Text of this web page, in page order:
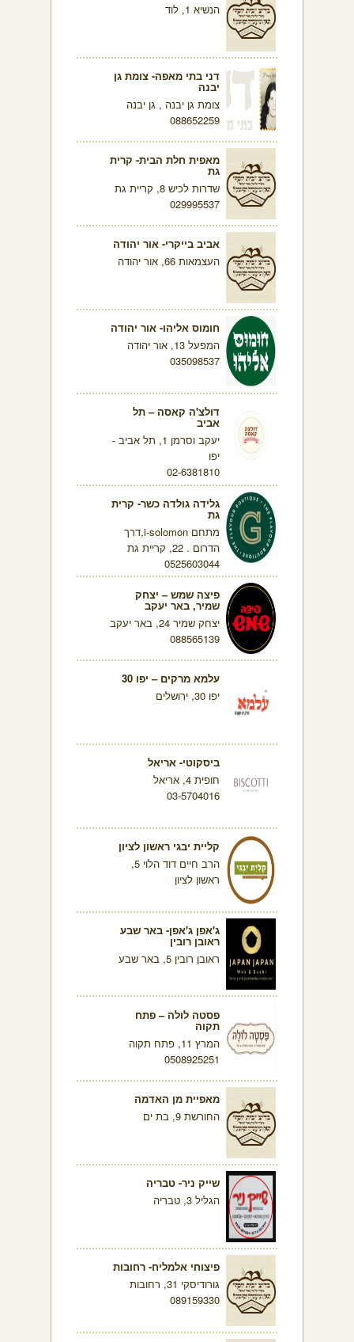
הנשיא 1, לוד
דני בתי מאפה- צומת גן
יבנה
צומת גן יבנה , גן יבנה
088652259
מאפית חלת הבית- קרית
גת
שדרות לכיש 8, קריית גת
029995537
אביב בייקרי- אור יהודה
העצמאות 66, אור יהודה
חומוס אליהו- אור יהודה
המפעל 13, אור יהודה
035098537
דולצ'ה קאסה – תל
אביב
יעקב וסרמן 1, תל אביב -
יפו
02-6381810
גלידה גולדה כשר- קרית
גת
מתחם i-solomon,דרך
הדרום . 22, קריית גת
0525603044
פיצה שמש – יצחק
שמיר, באר יעקב
יצחק שמיר 24, באר יעקב
088565139
עלמא מרקים – יפו 30
יפו 30, ירושלים
ביסקוטי- אריאל
חופית 4, אריאל
03-5704016
קליית יבגי ראשון לציון
הרב חיים דוד הלוי 5,
ראשון לציון
ג'אפן ג'אפן- באר שבע
ראובן רובין
ראובן רובין 5, באר שבע
פסטה לולה – פתח
תקוה
המרץ 11, פתח תקוה
0508925251
מאפיית מן האדמה
החורשת 9, בת ים
שייק ניר- טבריה
הגליל 3, טבריה
פיצוחי אלמליח- רחובות
גורודיסקי 31, רחובות
089159330